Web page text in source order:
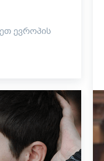
ევროპის